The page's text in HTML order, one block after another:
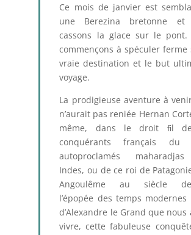
Ce mois de janvier est
une Berezina bretonne et
cassons la glace sur le pont.
commençons à spéculer ferme
vraie destination et le but
voyage.
La prodigieuse aventure à
n’aurait pas reniée Hernan
même, dans le droit ﬁl
conquérants français du
autoproclamés
Indes, ou de ce roi de
Angoulême au siècle
l’épopée des temps modernes
d’Alexandre le Grand que nous
vivre, cette fabuleuse